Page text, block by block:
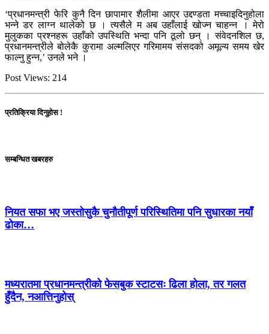
‘प्रधानमन्त्री फेरि कुनै दिन छापामार शैलीमा आएर उद्दण्डता मच्चाइदिनुहोला
भन्ने डर लाग्न थालेको छ । त्यसैले म अब उहाँलाई खोज्न चाहन्न । मेरो
मुलुकका प्रश्नहरू उहाँको उपस्थिति भन्दा पनि ठूलो छन् । संवेदनशिल छ,
प्रधानमन्त्रीले बोलेकै कुरामा अल्मलिएर गरिमामय संसदको अमूल्य समय खेर
फाल्नु हुन्न,’ उनले भने ।
Post Views: 214
प्रतिक्रिया दिनुहोस !
सम्बन्धित खबरहरु
नियत सफा भए जस्तोसुकै चुनौतीपूर्ण परिस्थितिमा पनि सुधारका नयाँ
ढोका…
मध्यरातमा प्रधानमन्त्रीको फेसबुक स्टाटसः ढिला होला, तर गलत
हुँदैन, नआत्तिनुहोस्